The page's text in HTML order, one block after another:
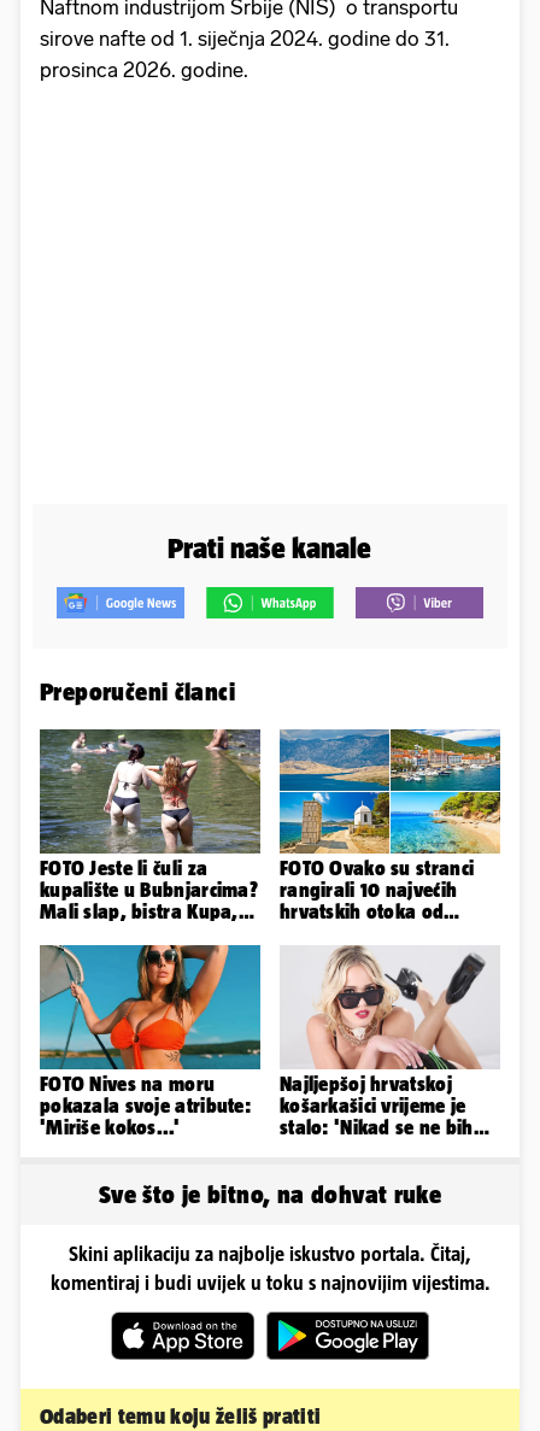
Naftnom industrijom Srbije (NIS) o transportu
sirove nafte od 1. siječnja 2024. godine do 31.
prosinca 2026. godine.
Prati naše kanale
Preporučeni članci
FOTO Jeste li čuli za
kupalište u Bubnjarcima?
Mali slap, bistra Kupa,
idila!
FOTO Ovako su stranci
rangirali 10 najvećih
hrvatskih otoka od
FOTO Nives na moru
pokazala svoje atribute:
'Miriše kokos...'
Najljepšoj hrvatskoj
košarkašici vrijeme je
stalo: 'Nikad se ne bih
Sve što je bitno, na dohvat ruke
Skini aplikaciju za najbolje iskustvo portala. Čitaj,
komentiraj i budi uvijek u toku s najnovijim vijestima.
Odaberi temu koju želiš pratiti